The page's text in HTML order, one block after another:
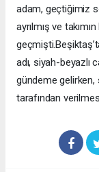
adam, geçtiğimiz
ayrılmış ve
adı, siyah-beyazlı
gündeme
tarafından